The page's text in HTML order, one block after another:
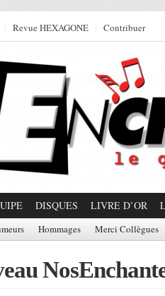
Revue HEXAGONE Contribuer
DISQUES LIVRE D’OR
Hommages Merci Collègues